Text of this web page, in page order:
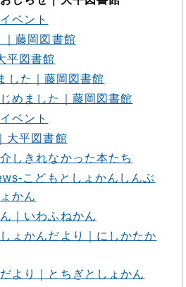
ベント
｜藤岡図書館
平図書館
した｜藤岡図書館
めました｜藤岡図書館
ベント
大平図書館
しきれなかった本たち
こどもとしょかんしんぶ
かん
｜いわふねかん
ょかんだより｜にしかたか
より｜とちぎとしょかん